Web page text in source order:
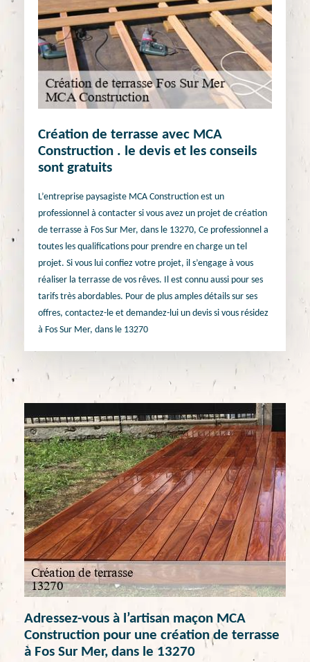
Création de terrasse avec MCA
Construction . le devis et les conseils
sont gratuits
L’entreprise paysagiste MCA Construction est un
professionnel à contacter si vous avez un projet de création
de terrasse à Fos Sur Mer, dans le 13270, Ce professionnel a
toutes les qualifications pour prendre en charge un tel
projet. Si vous lui confiez votre projet, il s’engage à vous
réaliser la terrasse de vos rêves. Il est connu aussi pour ses
tarifs très abordables. Pour de plus amples détails sur ses
offres, contactez-le et demandez-lui un devis si vous résidez
à Fos Sur Mer, dans le 13270
Adressez-vous à l’artisan maçon MCA
Construction pour une création de terrasse
à Fos Sur Mer, dans le 13270